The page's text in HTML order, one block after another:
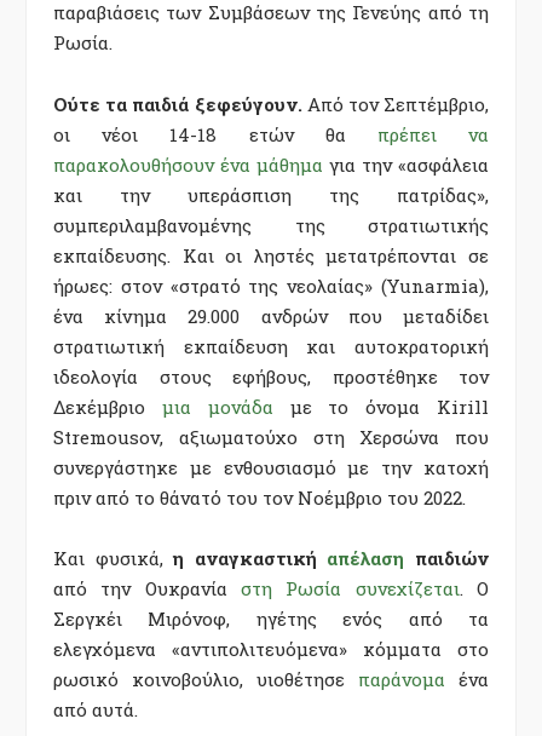
παραβιάσεις των Συμβάσεων της Γενεύης από τη
Ρωσία.
Ούτε τα παιδιά ξεφεύγουν. Από τον Σεπτέμβριο,
οι νέοι 14-18 ετών θα πρέπει να
παρακολουθήσουν ένα μάθημα για την «ασφάλεια
και την υπεράσπιση της πατρίδας»,
συμπεριλαμβανομένης της στρατιωτικής
εκπαίδευσης. Και οι ληστές μετατρέπονται σε
ήρωες: στον «στρατό της νεολαίας» (Yunarmia),
ένα κίνημα 29.000 ανδρών που μεταδίδει
στρατιωτική εκπαίδευση και αυτοκρατορική
ιδεολογία στους εφήβους, προστέθηκε τον
Δεκέμβριο μια μονάδα με το όνομα Kirill
Stremousov, αξιωματούχο στη Χερσώνα που
συνεργάστηκε με ενθουσιασμό με την κατοχή
πριν από το θάνατό του τον Νοέμβριο του 2022.
Και φυσικά,η αναγκαστική απέλαση παιδιών
από την Ουκρανία στη Ρωσία συνεχίζεται. Ο
Σεργκέι Μιρόνοφ, ηγέτης ενός από τα
ελεγχόμενα «αντιπολιτευόμενα» κόμματα στο
ρωσικό κοινοβούλιο, υιοθέτησε παράνομα ένα
από αυτά.